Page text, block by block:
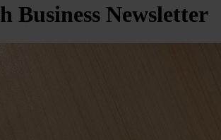
Business Newsletter